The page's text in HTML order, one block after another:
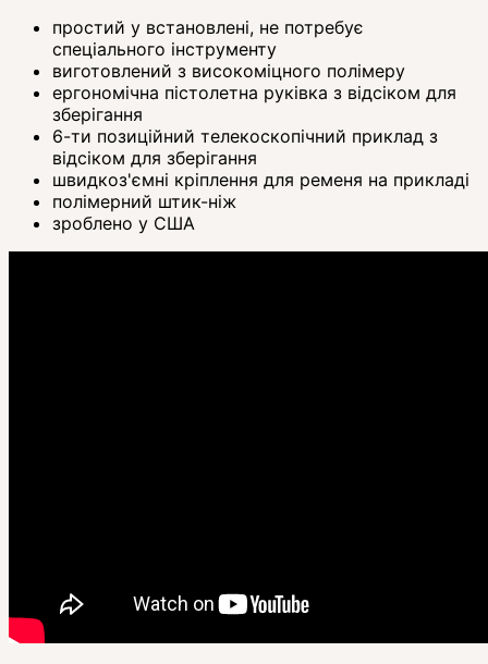
простий у встановлені, не потребує
спеціального інструменту
виготовлений з високоміцного полімеру
ергономічна пістолетна руківка з відсіком для
зберігання
6-ти позиційний телекоскопічний приклад з
відсіком для зберігання
швидкоз'ємні кріплення для ременя на прикладі
полімерний штик-ніж
зроблено у США